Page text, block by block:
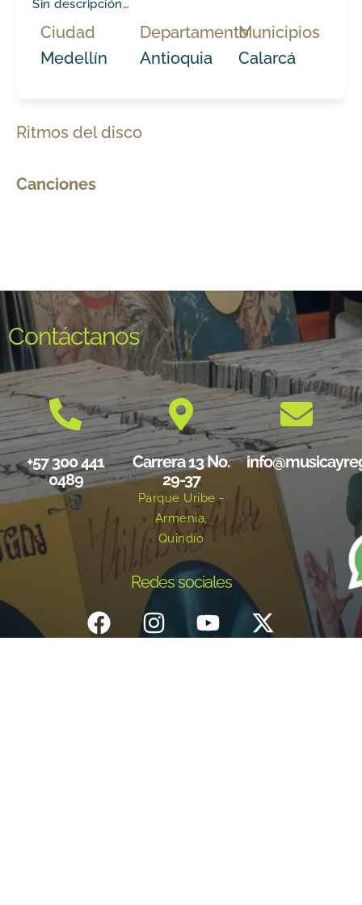
Sin descripción…
Ciudad
Medellín
Departamento
Antioquia
Municipios
Calarcá
Ritmos del disco
Canciones
Contáctanos
+57 300 441
0489
Carrera 13 No.
29-37
Parque Uribe -
Armenia,
Quindío
Redes sociales